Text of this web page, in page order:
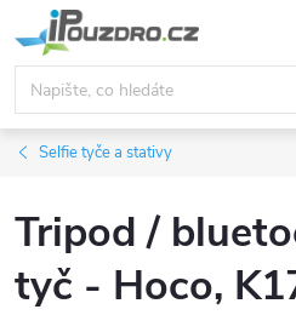
na
obsah
Selfie tyče a stativy
Tripod /
tyč - Hoco,